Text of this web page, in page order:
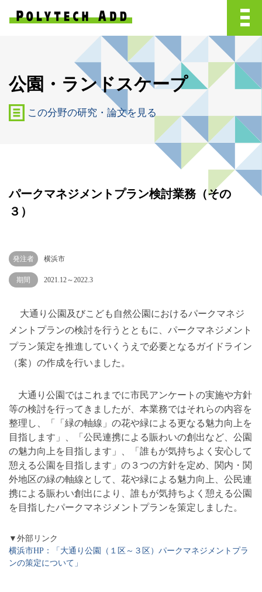
公園・ランドスケープ
この分野の研究・論文を見る
パークマネジメントプラン検討業務（その
３）
発注者 横浜市
期間 2021.12～2022.3
大通り公園及びこども自然公園におけるパークマネジ
メントプランの検討を行うとともに、パークマネジメント
プラン策定を推進していくうえで必要となるガイドライン
（案）の作成を行いました。
大通り公園ではこれまでに市民アンケートの実施や方針
等の検討を行ってきましたが、本業務ではそれらの内容を
整理し、「「緑の軸線」の花や緑による更なる魅力向上を
目指します」、「公民連携による賑わいの創出など、公園
の魅力向上を目指します」、「誰もが気持ちよく安心して
憩える公園を目指します」の３つの方針を定め、関内・関
外地区の緑の軸線として、花や緑による魅力向上、公民連
携による賑わい創出により、誰もが気持ちよく憩える公園
を目指したパークマネジメントプランを策定しました。
▼外部リンク
横浜市HP：「大通り公園（１区～３区）パークマネジメントプラ
ンの策定について」